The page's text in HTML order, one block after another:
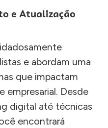
e Atualização
e abordam uma
que impactam
empresarial. Desde
digital até técnicas
encontrará